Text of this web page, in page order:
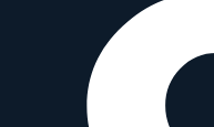
AF-S 58 mm f/1.4G